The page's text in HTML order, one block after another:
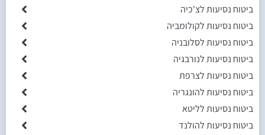
ביטוח נסיעות לצ'כיה
ביטוח נסיעות לקולומביה
ביטוח נסיעות לסלובניה
ביטוח נסיעות לנורבגיה
ביטוח נסיעות לצרפת
ביטוח נסיעות להונגריה
ביטוח נסיעות לליטא
ביטוח נסיעות להולנד